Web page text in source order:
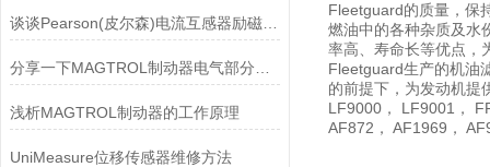
谈谈Pearson(皮尔森)电流互感器励磁特性试验的目的
浅析MAGTROL制动器的工作原理
UniMeasure位移传感器维修方法
Fleetguard的质量，保
燃油中的各种杂质及水
率高、寿命长等优点，
Fleetguard生产的机油
的前提下，为发动机
LF9000， LF9001，
AF872， AF1969，